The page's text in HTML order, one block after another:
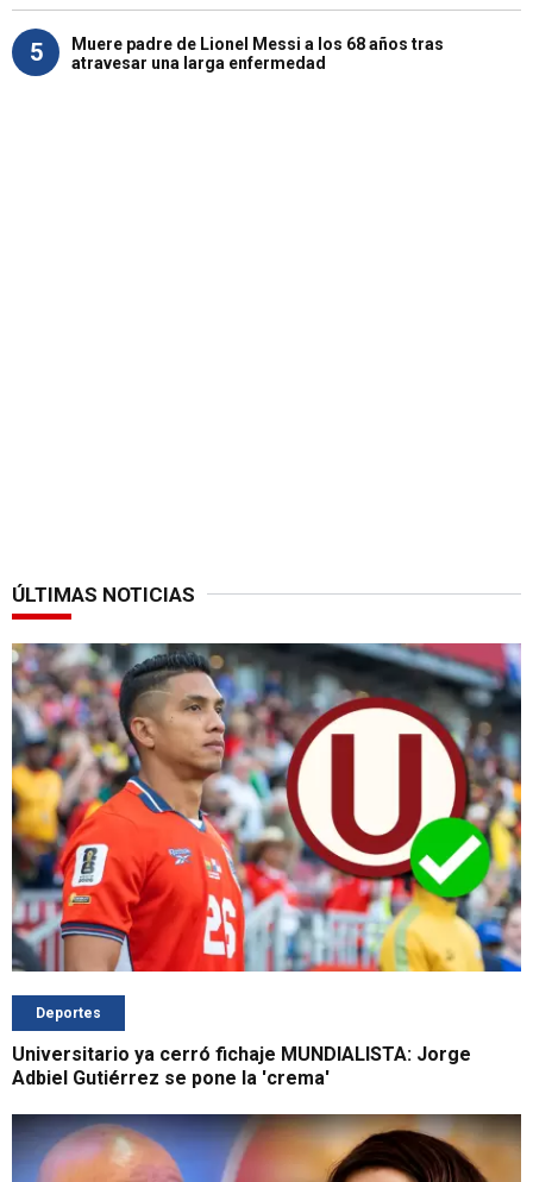
5
Muere padre de Lionel Messi a los 68 años tras
atravesar una larga enfermedad
ÚLTIMAS NOTICIAS
Deportes
Universitario ya cerró fichaje MUNDIALISTA: Jorge
Adbiel Gutiérrez se pone la 'crema'